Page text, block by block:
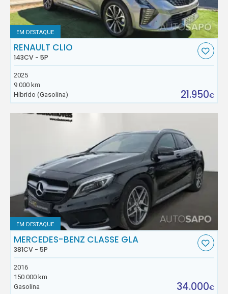
EM DESTAQUE
RENAULT CLIO
143CV - 5P
2025
9.000 km
Híbrido (Gasolina)
21.950€
EM DESTAQUE
MERCEDES-BENZ CLASSE GLA
381CV - 5P
2016
150.000 km
Gasolina
34.000€